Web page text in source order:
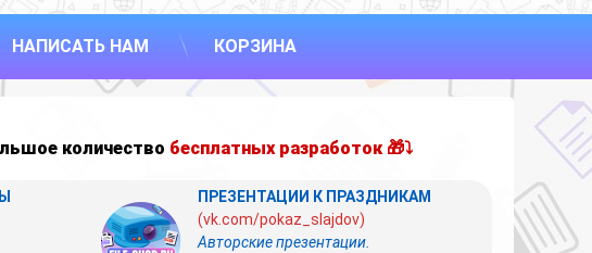
НАПИСАТЬ НАМ КОРЗИНА
количество бесплатных разработок 🎁⤵
ПРЕЗЕНТАЦИИ К ПРАЗДНИКАМ
(vk.com/pokaz_slajdov)
Авторские презентации.